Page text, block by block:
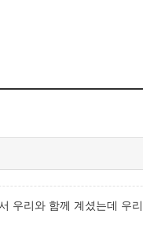
우리와 함께 계셨는데 우